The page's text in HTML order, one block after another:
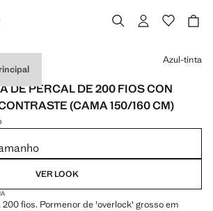
DE PERCAL DE 200 FIOS CON
(CAMA 150/160 CM)
€ ]
Azul-tinta
VER LOOK
200 fios. Pormenor de 'overlock' grosso em